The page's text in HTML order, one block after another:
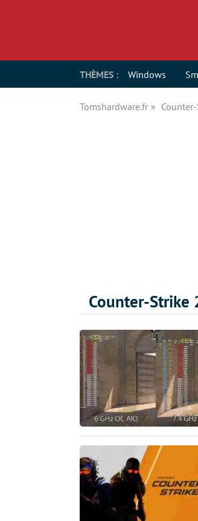
THÈMES : Windows
Tomshardware.fr
Counter-Strike